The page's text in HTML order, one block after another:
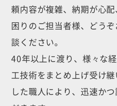
頼内容が複雑、納期が心配
困りのご担当者様、どう
談ください。
40年以上に渡り、様々な
工技術をまとめ上げ受け
した職人により、迅速か